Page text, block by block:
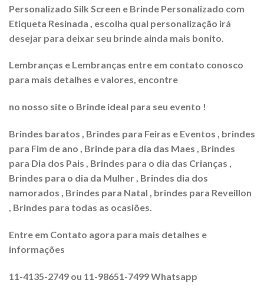
Personalizado Silk Screen e Brinde Personalizado com
Etiqueta Resinada , escolha qual personalização irá
desejar para deixar seu brinde ainda mais bonito.
Lembranças e Lembranças entre em contato conosco
para mais detalhes e valores, encontre
no nosso site o Brinde ideal para seu evento !
Brindes baratos , Brindes para Feiras e Eventos , brindes
para Fim de ano , Brinde para dia das Maes , Brindes
para Dia dos Pais , Brindes para o dia das Crianças ,
Brindes para o dia da Mulher , Brindes dia dos
namorados , Brindes para Natal , brindes para Reveillon
, Brindes para todas as ocasiões.
Entre em Contato agora para mais detalhes e
informações
11-4135-2749 ou 11-98651-7499 Whatsapp